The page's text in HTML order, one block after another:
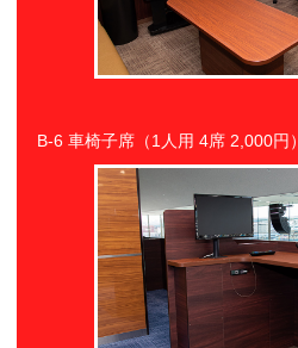
B-6 車椅子席（1人用 4席 2,000円）